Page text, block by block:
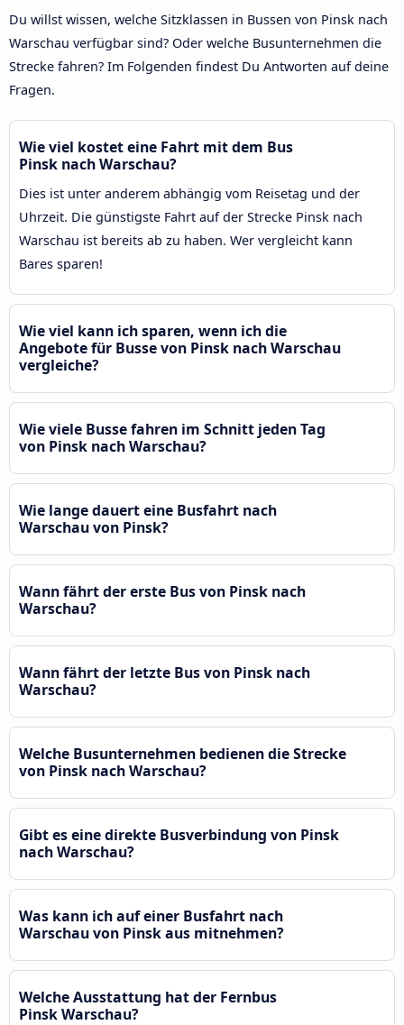
Du willst wissen, welche Sitzklassen in Bussen von Pinsk nach
Warschau verfügbar sind? Oder welche Busunternehmen die
Strecke fahren? Im Folgenden findest Du Antworten auf deine
Fragen.
Wie viel kostet eine Fahrt mit dem Bus
Pinsk nach Warschau?
Dies ist unter anderem abhängig vom Reisetag und der
Uhrzeit. Die günstigste Fahrt auf der Strecke Pinsk nach
Warschau ist bereits ab zu haben. Wer vergleicht kann
Bares sparen!
Wie viel kann ich sparen, wenn ich die
Angebote für Busse von Pinsk nach Warschau
vergleiche?
Wie viele Busse fahren im Schnitt jeden Tag
von Pinsk nach Warschau?
Wie lange dauert eine Busfahrt nach
Warschau von Pinsk?
Wann fährt der erste Bus von Pinsk nach
Warschau?
Wann fährt der letzte Bus von Pinsk nach
Warschau?
Welche Busunternehmen bedienen die Strecke
von Pinsk nach Warschau?
Gibt es eine direkte Busverbindung von Pinsk
nach Warschau?
Was kann ich auf einer Busfahrt nach
Warschau von Pinsk aus mitnehmen?
Welche Ausstattung hat der Fernbus
Pinsk Warschau?